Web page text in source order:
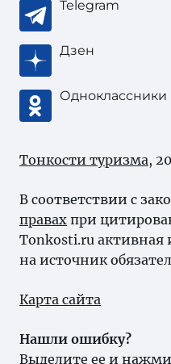
Telegram
Дзен
Одноклассники
Тонкости туризма,
В соответствии с
правах при
Tonkosti.ru активная
на источник
Карта сайта
Нашли ошибку?
Выделите ее и